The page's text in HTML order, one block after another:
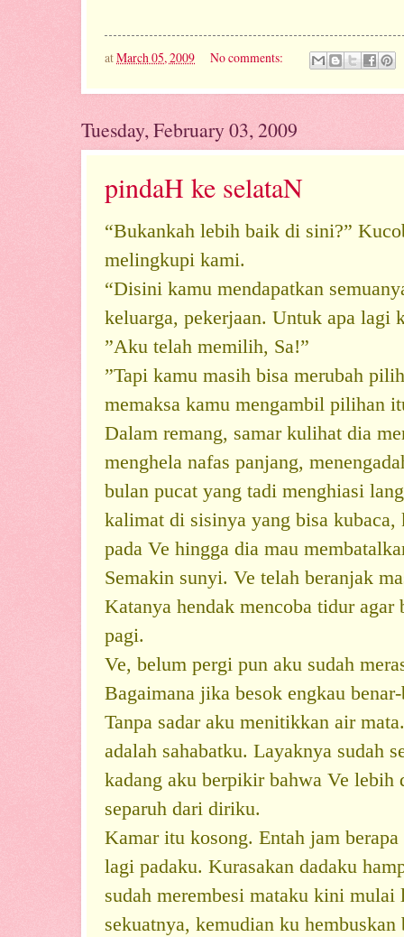
atMarch 05, 2009 No comments:
Tuesday, February 03, 2009
pindaH ke selataN
“Bukankah lebih baik di sini?”
melingkupi kami.
“Disini kamu mendapatkan
keluarga, pekerjaan. Untuk apa lagi
”Aku telah memilih, Sa!”
”Tapi kamu masih bisa merubah
memaksa kamu mengambil pilihan
Dalam remang, samar kulihat dia
menghela nafas panjang,
bulan pucat yang tadi menghiasi
kalimat di sisinya yang bisa kubaca,
pada Ve hingga dia mau
Semakin sunyi. Ve telah beranjak
Katanya hendak mencoba tidur agar
pagi.
Ve, belum pergi pun aku sudah
Bagaimana jika besok engkau
Tanpa sadar aku menitikkan air
adalah sahabatku. Layaknya sudah
kadang aku berpikir bahwa Ve lebih
separuh dari diriku.
Kamar itu kosong. Entah jam
lagi padaku. Kurasakan dadaku
sudah merembesi mataku kini
sekuatnya, kemudian ku hembuskan